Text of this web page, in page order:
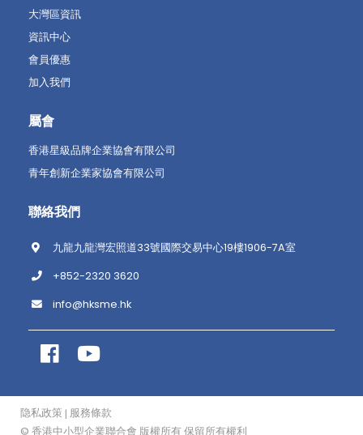
大灣區資訊
資訊中心
會員優惠
加入我們
屬會
香港星級品牌企業協會有限公司
青年創新企業家協會有限公司
聯絡我們
九龍九龍灣宏照道33號國際交易中心19樓1906-7A室
+852-2320 3620
info@hksme.hk
隐私政策 | 服務條款
© 香港中小型企業聯合會 版權所有 保留所有權利